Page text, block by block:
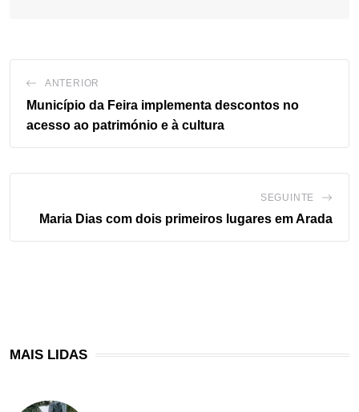
ANTERIOR
Município da Feira implementa descontos no
acesso ao património e à cultura
SEGUINTE
Maria Dias com dois primeiros lugares em Arada
MAIS LIDAS